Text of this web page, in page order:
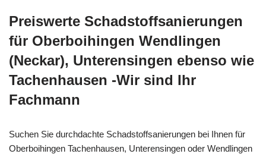
Preiswerte Schadstoffsanierungen
für Oberboihingen Wendlingen
(Neckar), Unterensingen ebenso wie
Tachenhausen -Wir sind Ihr
Fachmann
Suchen Sie durchdachte Schadstoffsanierungen bei Ihnen für
Oberboihingen Tachenhausen, Unterensingen oder Wendlingen